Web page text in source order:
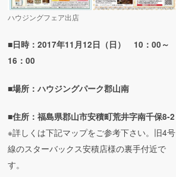
ハウジングフェア出店
■日時：2017年11月12日（日） 10：00～
16：00
■場所：ハウジングパーク郡山南
■住所：福島県郡山市安積町荒井字南千保8-2
※詳しくは下記マップをご参考下さい。旧4号
線のスターバックス安積店様の裏手付近で
す。